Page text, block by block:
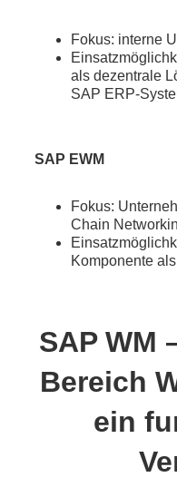
Fokus: interne
als dezentrale
SAP ERP-
SAP EWM
Fokus:
Chain
Komponente
SAP WM
Bereich
ein